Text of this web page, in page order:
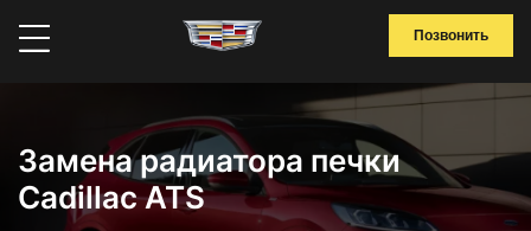
Позвонить
Замена радиатора печки
Cadillac ATS